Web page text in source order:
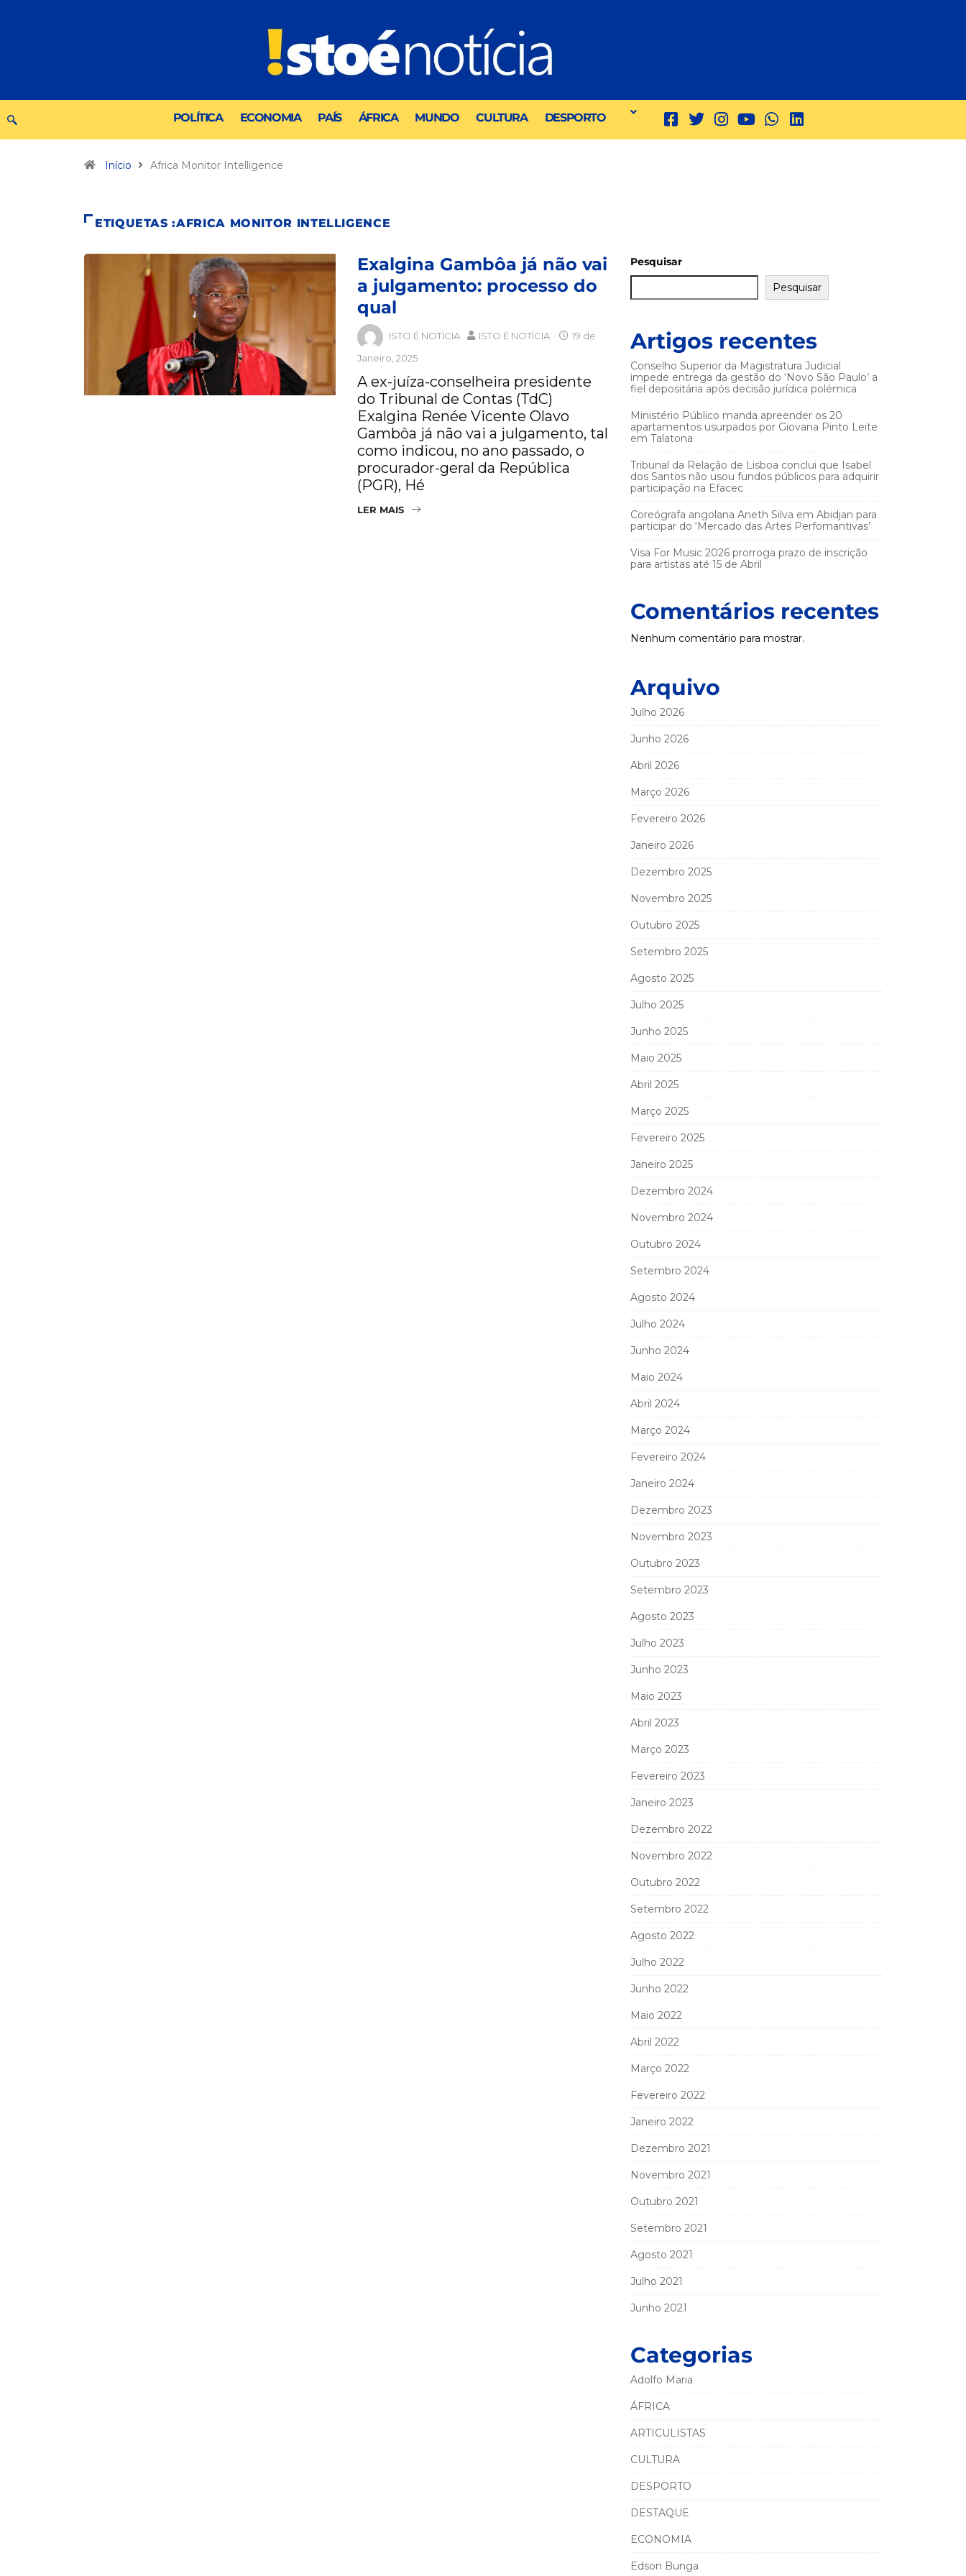
POLÍTICA ECONOMIA PAÍS ÁFRICA MUNDO CULTURA DESPORTO
Início Africa Monitor Intelligence
ETIQUETAS :AFRICA MONITOR INTELLIGENCE
Exalgina Gambôa já não vai
a julgamento: processo do
qual
ISTO É NOTÍCIA ISTO É NOTÍCIA
19 de
Janeiro, 2025
A ex-juíza-conselheira presidente
do Tribunal de Contas (TdC)
Exalgina Renée Vicente Olavo
Gambôa já não vai a julgamento, tal
como indicou, no ano passado, o
procurador-geral da República
(PGR), Hé
LER MAIS
Pesquisar
Pesquisar
Artigos recentes
Conselho Superior da Magistratura Judicial
impede entrega da gestão do ‘Novo São Paulo’ a
fiel depositária após decisão jurídica polémica
Ministério Público manda apreender os 20
apartamentos usurpados por Giovana Pinto Leite
em Talatona
Tribunal da Relação de Lisboa conclui que Isabel
dos Santos não usou fundos públicos para adquirir
participação na Efacec
Coreógrafa angolana Aneth Silva em Abidjan para
participar do ‘Mercado das Artes Perfomantivas’
Visa For Music 2026 prorroga prazo de inscrição
para artistas até 15 de Abril
Comentários recentes
Nenhum comentário para mostrar.
Arquivo
Julho 2026
Junho 2026
Abril 2026
Março 2026
Fevereiro 2026
Janeiro 2026
Dezembro 2025
Novembro 2025
Outubro 2025
Setembro 2025
Agosto 2025
Julho 2025
Junho 2025
Maio 2025
Abril 2025
Março 2025
Fevereiro 2025
Janeiro 2025
Dezembro 2024
Novembro 2024
Outubro 2024
Setembro 2024
Agosto 2024
Julho 2024
Junho 2024
Maio 2024
Abril 2024
Março 2024
Fevereiro 2024
Janeiro 2024
Dezembro 2023
Novembro 2023
Outubro 2023
Setembro 2023
Agosto 2023
Julho 2023
Junho 2023
Maio 2023
Abril 2023
Março 2023
Fevereiro 2023
Janeiro 2023
Dezembro 2022
Novembro 2022
Outubro 2022
Setembro 2022
Agosto 2022
Julho 2022
Junho 2022
Maio 2022
Abril 2022
Março 2022
Fevereiro 2022
Janeiro 2022
Dezembro 2021
Novembro 2021
Outubro 2021
Setembro 2021
Agosto 2021
Julho 2021
Junho 2021
Categorias
Adolfo Maria
ÁFRICA
ARTICULISTAS
CULTURA
DESPORTO
DESTAQUE
ECONOMIA
Edson Bunga